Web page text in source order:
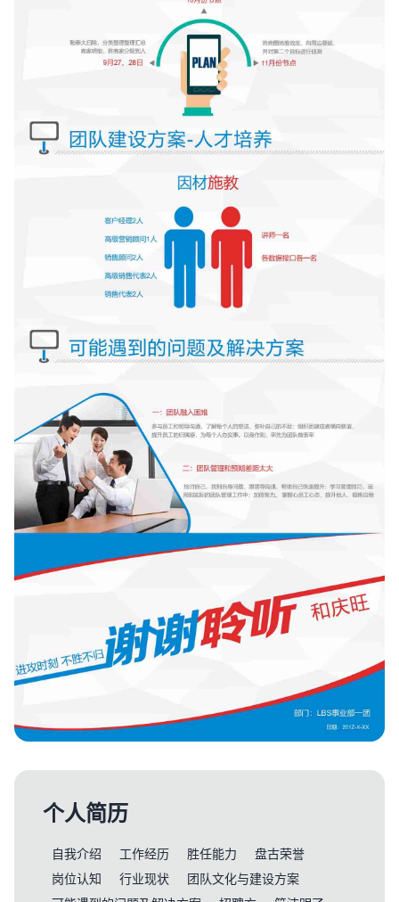
个人简历
自我介绍 工作经历 胜任能力
盘古荣誉
岗位认知
行业现状
团队文化与建设方案